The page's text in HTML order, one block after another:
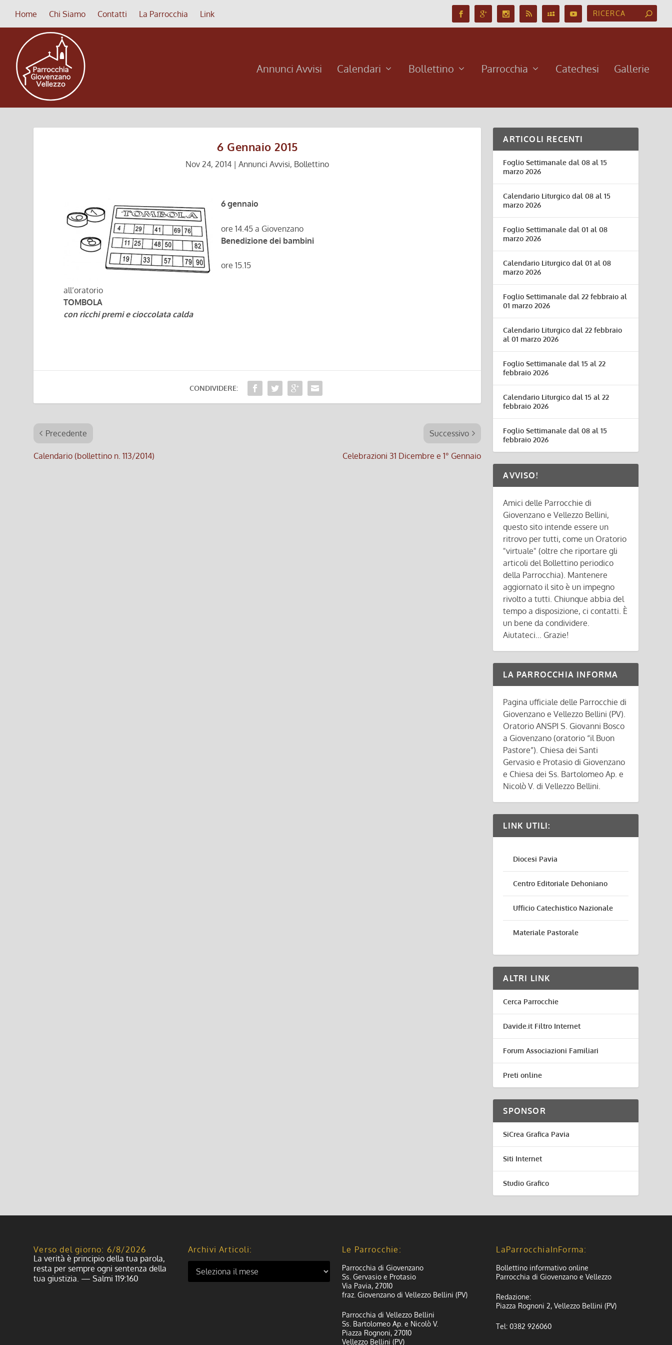
Home Chi Siamo Contatti La Parrocchia Link
Annunci Avvisi Calendari Bollettino Parrocchia Catechesi Gallerie
6 Gennaio 2015
Nov 24, 2014 |Annunci Avvisi, Bollettino
6 gennaio
ore 14.45 a Giovenzano
Benedizione dei bambini
ore 15.15
all’oratorio
TOMBOLA
con ricchi premi e cioccolata calda
CONDIVIDERE:
Precedente
Calendario (bollettino n. 113/2014)
Successivo
Celebrazioni 31 Dicembre e 1° Gennaio
ARTICOLI RECENTI
Foglio Settimanale dal 08 al 15
marzo 2026
Calendario Liturgico dal 08 al 15
marzo 2026
Foglio Settimanale dal 01 al 08
marzo 2026
Calendario Liturgico dal 01 al 08
marzo 2026
Foglio Settimanale dal 22 febbraio al
01 marzo 2026
Calendario Liturgico dal 22 febbraio
al 01 marzo 2026
Foglio Settimanale dal 15 al 22
febbraio 2026
Calendario Liturgico dal 15 al 22
febbraio 2026
Foglio Settimanale dal 08 al 15
febbraio 2026
AVVISO!
Amici delle Parrocchie di
Giovenzano e Vellezzo Bellini,
questo sito intende essere un
ritrovo per tutti, come un Oratorio
"virtuale" (oltre che riportare gli
articoli del Bollettino periodico
della Parrocchia). Mantenere
aggiornato il sito è un impegno
rivolto a tutti. Chiunque abbia del
tempo a disposizione, ci contatti. È
un bene da condividere.
Aiutateci... Grazie!
LA PARROCCHIA INFORMA
Pagina ufficiale delle Parrocchie di
Giovenzano e Vellezzo Bellini (PV).
Oratorio ANSPI S. Giovanni Bosco
a Giovenzano (oratorio “il Buon
Pastore”). Chiesa dei Santi
Gervasio e Protasio di Giovenzano
e Chiesa dei Ss. Bartolomeo Ap. e
Nicolò V. di Vellezzo Bellini.
LINK UTILI:
Diocesi Pavia
Centro Editoriale Dehoniano
Ufficio Catechistico Nazionale
Materiale Pastorale
ALTRI LINK
Cerca Parrocchie
Davide.it Filtro Internet
Forum Associazioni Familiari
Preti online
SPONSOR
SiCrea Grafica Pavia
Siti Internet
Studio Grafico
Verso del giorno: 6/8/2026
La verità è principio della tua parola,
resta per sempre ogni sentenza della
tua giustizia. — Salmi 119:160
Archivi Articoli: Le Parrocchie:
Parrocchia di Giovenzano
Ss. Gervasio e Protasio
Via Pavia, 27010
fraz. Giovenzano di Vellezzo Bellini (PV)
Parrocchia di Vellezzo Bellini
Ss. Bartolomeo Ap. e Nicolò V.
Piazza Rognoni, 27010
Vellezzo Bellini (PV)
LaParrocchiaInForma:
Bollettino informativo online
Parrocchia di Giovenzano e Vellezzo
Redazione:
Piazza Rognoni 2, Vellezzo Bellini (PV)
Tel: 0382 926060